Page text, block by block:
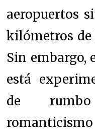
aeropuertos
kilómetros de
Sin embargo,
está
de